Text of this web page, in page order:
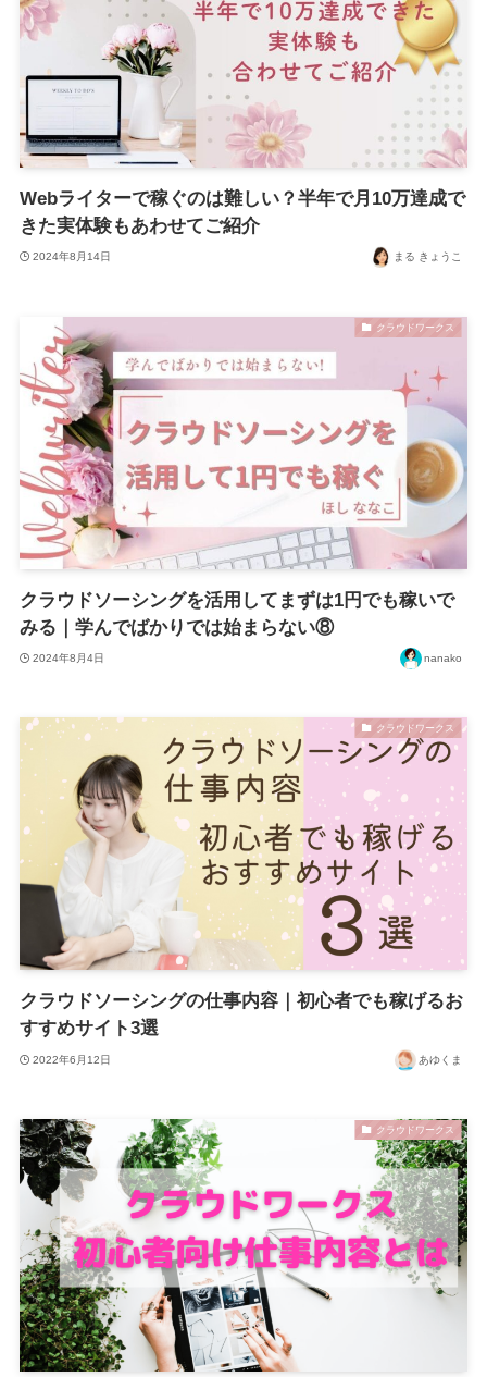
Webライターで稼ぐのは難しい？半年で月10万達成で
きた実体験もあわせてご紹介
2024年8月14日 まる きょうこ
クラウドワークス
クラウドソーシングを活用してまずは1円でも稼いで
みる｜学んでばかりでは始まらない⑧
2024年8月4日 nanako
クラウドワークス
クラウドソーシングの仕事内容｜初心者でも稼げるお
すすめサイト3選
2022年6月12日 あゆくま
クラウドワークス